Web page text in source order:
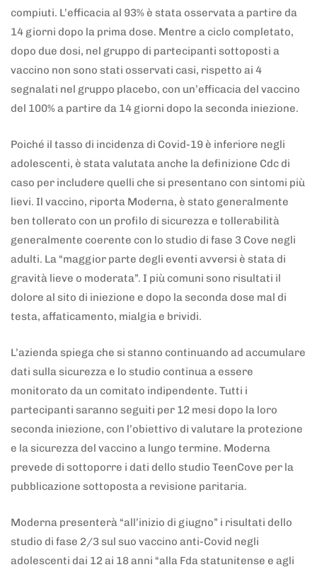
compiuti. L’efficacia al 93% è stata osservata a partire da
14 giorni dopo la prima dose. Mentre a ciclo completato,
dopo due dosi, nel gruppo di partecipanti sottoposti a
vaccino non sono stati osservati casi, rispetto ai 4
segnalati nel gruppo placebo, con un’efficacia del vaccino
del 100% a partire da 14 giorni dopo la seconda iniezione.
Poiché il tasso di incidenza di Covid-19 è inferiore negli
adolescenti, è stata valutata anche la definizione Cdc di
caso per includere quelli che si presentano con sintomi più
lievi. Il vaccino, riporta Moderna, è stato generalmente
ben tollerato con un profilo di sicurezza e tollerabilità
generalmente coerente con lo studio di fase 3 Cove negli
adulti. La “maggior parte degli eventi avversi è stata di
gravità lieve o moderata”. I più comuni sono risultati il
dolore al sito di iniezione e dopo la seconda dose mal di
testa, affaticamento, mialgia e brividi.
L’azienda spiega che si stanno continuando ad accumulare
dati sulla sicurezza e lo studio continua a essere
monitorato da un comitato indipendente. Tutti i
partecipanti saranno seguiti per 12 mesi dopo la loro
seconda iniezione, con l’obiettivo di valutare la protezione
e la sicurezza del vaccino a lungo termine. Moderna
prevede di sottoporre i dati dello studio TeenCove per la
pubblicazione sottoposta a revisione paritaria.
Moderna presenterà “all’inizio di giugno” i risultati dello
studio di fase 2/3 sul suo vaccino anti-Covid negli
adolescenti dai 12 ai 18 anni “alla Fda statunitense e agli